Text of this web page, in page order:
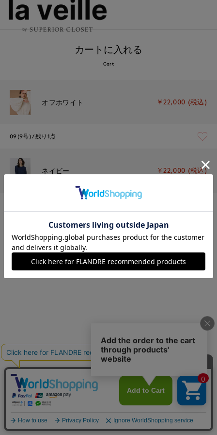
カートに入れる
Cart
オフホワイト ￥22,000 (税込)
09(9号) 残り1点
ネイビー ￥22,000 (税込)